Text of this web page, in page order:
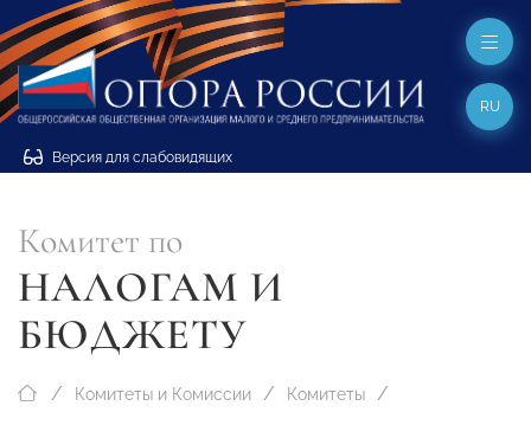
Версия для слабовидящих
RU
Комитет по
НАЛОГАМ И
БЮДЖЕТУ
Комитеты и Комиссии Комитеты